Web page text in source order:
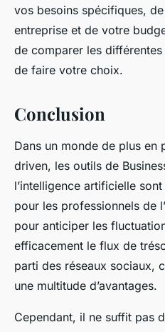
vos besoins spécifiques,
entreprise et de votre
de comparer les
de faire votre choix.
Conclusion
Dans un monde de plus en
driven, les outils de
l’intelligence artificielle
pour les professionnels de
pour anticiper les
efficacement le flux de
parti des réseaux sociaux,
une multitude d’avantages.
Cependant, il ne suffit pas